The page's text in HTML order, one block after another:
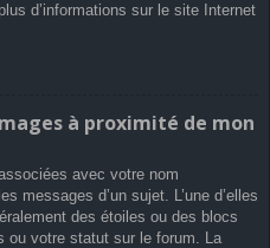
d’informations sur le site Internet
à proximité de mon
avec votre nom
messages d’un sujet. L’une d’elles
des étoiles ou des blocs
ou votre statut sur le forum. La